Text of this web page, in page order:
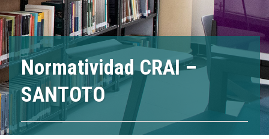
Normatividad CRAI –
SANTOTO